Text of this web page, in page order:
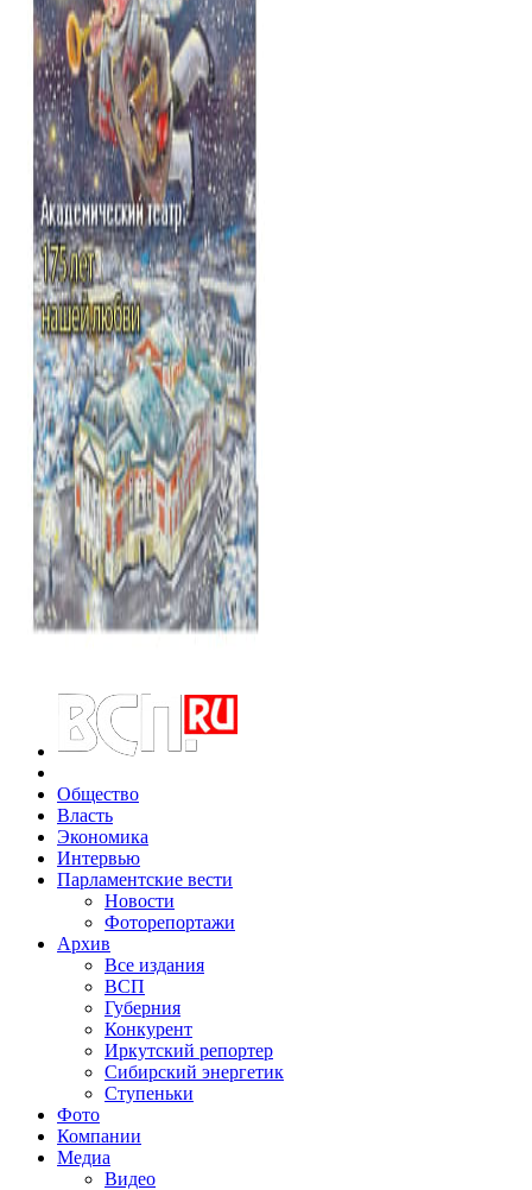
Общество
Власть
Экономика
Интервью
Парламентские вести
Новости
Фоторепортажи
Архив
Все издания
ВСП
Губерния
Конкурент
Иркутский репортер
Сибирский энергетик
Ступеньки
Фото
Компании
Медиа
Видео